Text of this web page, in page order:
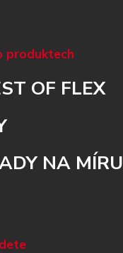
produktech
OF FLEX
NA MÍRU